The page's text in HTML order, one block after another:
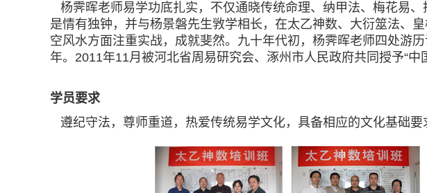
杨霁晖老师易学功底扎实，不仅通晓传统命理、纳甲法、梅花易
是情有独钟，并与杨景磐先生敩学相长，在太乙神数、大衍筮法、
空风水方面注重实战，成就斐然。九十年代初，杨霁晖老师四处游
年。2011年11月被河北省周易研究会、涿州市人民政府共同授予“中
学员要求
遵纪守法，尊师重道，热爱传统易学文化，具备相应的文化基础要